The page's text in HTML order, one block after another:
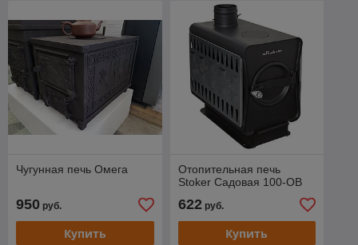
Чугунная печь Омега
950 руб.
Купить
Отопительная печь
Stoker Cадовая 100-ОВ
622руб.
Купить